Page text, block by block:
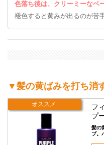
色落ち後は、クリーミーなベ
褪色すると黄みが出るのが苦
▼髪の黄ばみを打ち消
オススメ
フ
プ
髪の
プ。